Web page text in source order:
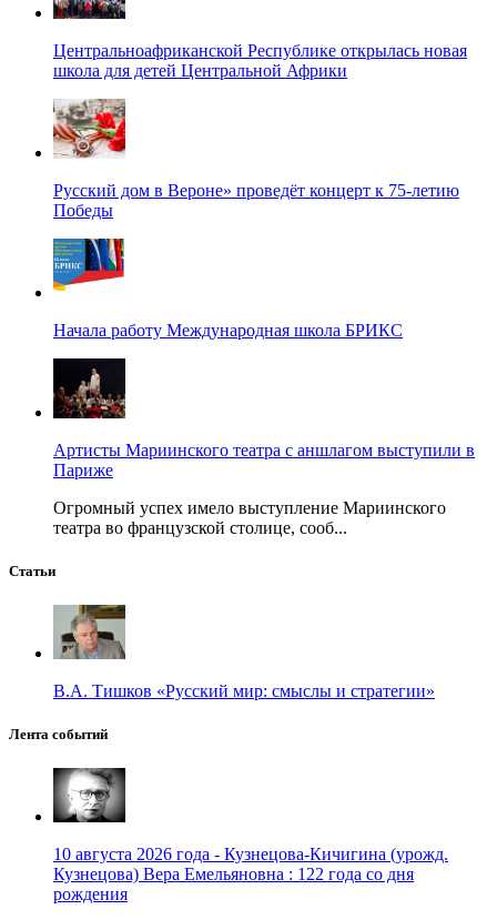
Центральноафриканской Республике открылась новая
школа для детей Центральной Африки
Русский дом в Вероне» проведёт концерт к 75-летию
Победы
Начала работу Международная школа БРИКС
Артисты Мариинского театра с аншлагом выступили в
Париже
Огромный успех имело выступление Мариинского
театра во французской столице, сооб...
Статьи
В.А. Тишков «Русский мир: смыслы и стратегии»
Лента событий
10 августа 2026 года - Кузнецова-Кичигина (урожд.
Кузнецова) Вера Емельяновна : 122 года со дня
рождения